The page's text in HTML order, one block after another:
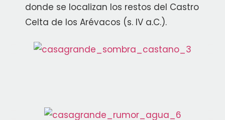
donde se localizan los restos del Castro
Celta de los Arévacos (s. IV a.C.).